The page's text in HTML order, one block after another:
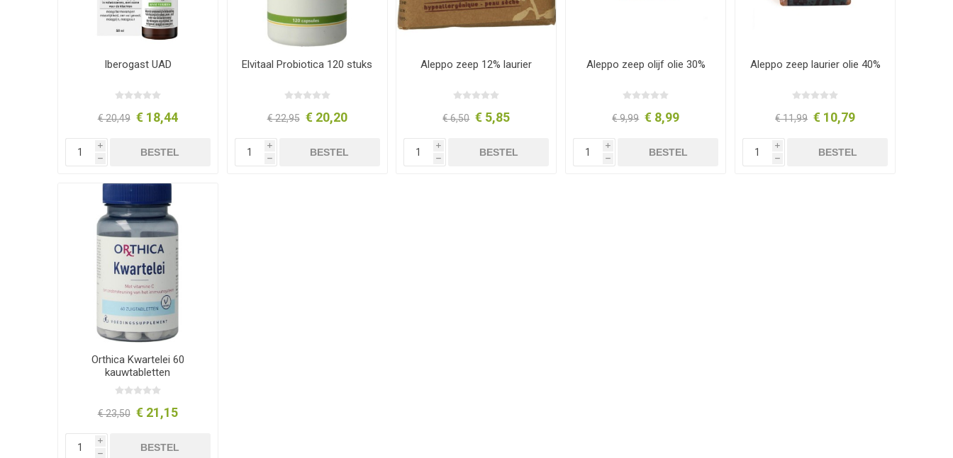
Iberogast UAD
€ 20,49 € 18,44
i
h
BESTEL
Elvitaal Probiotica 120 stuks
€ 22,95 € 20,20
i
h
BESTEL
Aleppo zeep 12% laurier
€ 6,50 € 5,85
i
h
BESTEL
Aleppo zeep olijf olie 30%
€ 9,99 € 8,99
i
h
BESTEL
Aleppo zeep laurier olie 40%
€ 11,99 € 10,79
i
h
BESTEL
Orthica Kwartelei 60
kauwtabletten
€ 23,50 € 21,15
i
h
BESTEL